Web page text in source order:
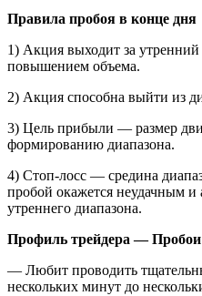
Правила пробоя в конце дня
1) Акция выходит за утренний
повышением объема.
2) Акция способна выйти из
3) Цель прибыли — размер
формированию диапазона.
4) Стоп-лосс — средина
пробой окажется неудачным и
утреннего диапазона.
Профиль трейдера — Пробои
— Любит проводить
нескольких минут до